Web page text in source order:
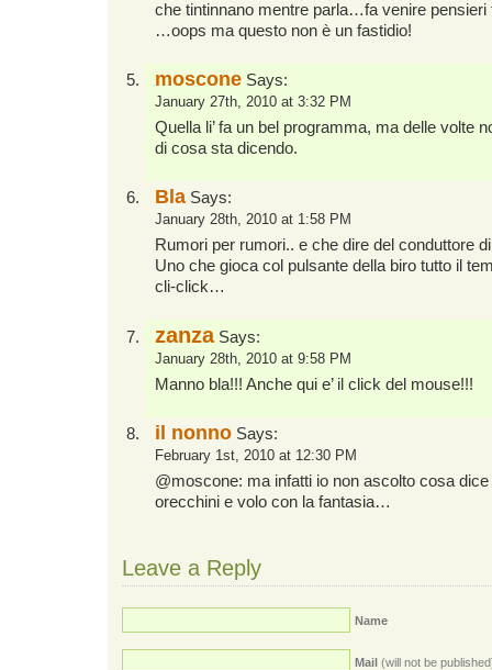
che tintinnano mentre parla…fa venire pensieri
…oops ma questo non è un fastidio!
moscone Says:
January 27th, 2010 at 3:32 PM
Quella li’ fa un bel programma, ma delle volte
di cosa sta dicendo.
Bla Says:
January 28th, 2010 at 1:58 PM
Rumori per rumori.. e che dire del conduttore
Uno che gioca col pulsante della biro tutto il
cli-click…
zanzaSays:
January 28th, 2010 at 9:58 PM
Manno bla!!! Anche qui e’ il click del mouse!!!
il nonno Says:
February 1st, 2010 at 12:30 PM
@moscone: ma infatti io non ascolto cosa
orecchini e volo con la fantasia…
Leave a Reply
Name
Mail (will not be